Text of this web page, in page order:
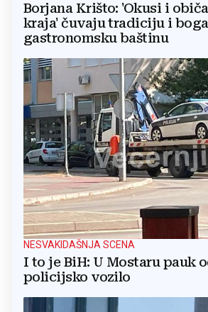
Borjana Krišto: 'Okusi i
kraja' čuvaju tradiciju i
gastronomsku baštinu
NESVAKIDAŠNJA SCENA
I to je BiH: U Mostaru pauk
policijsko vozilo